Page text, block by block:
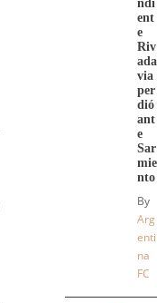
ndi
ent
e
Riv
ada
via
per
dió
ant
e
Sar
mie
nto
By
Arg
enti
na
FC